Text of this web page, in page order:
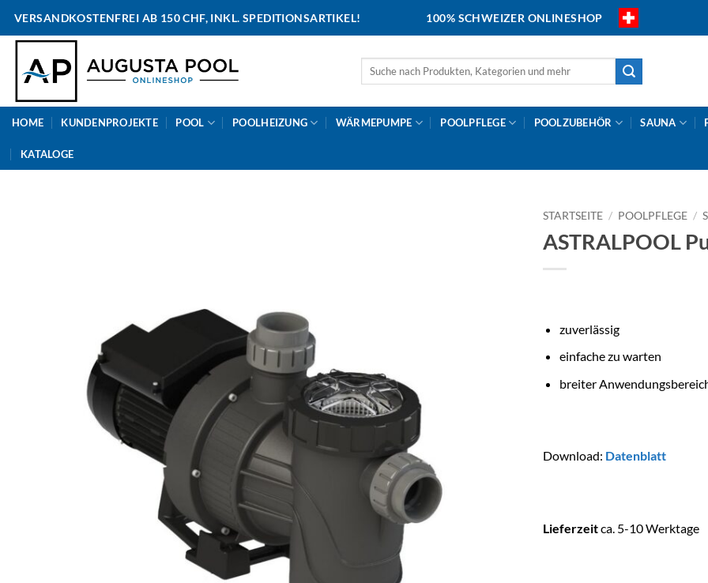
VERSANDKOSTENFREI AB 150 CHF, INKL. SPEDITIONSARTIKEL! 100% SCHWEIZER ONLINESHOP
Suche
HOME KUNDENPROJEKTE POOL POOLHEIZUNG WÄRMEPUMPE POOLPFLEGE POOLZUBEHÖR SAUNA
KATALOGE
STARTSEITE / POOLPFLEGE /
ASTRALPOOL
zuverlässig
einfache zu warten
breiter
Download: Datenblatt
Lieferzeitca. 5-10 Werktage